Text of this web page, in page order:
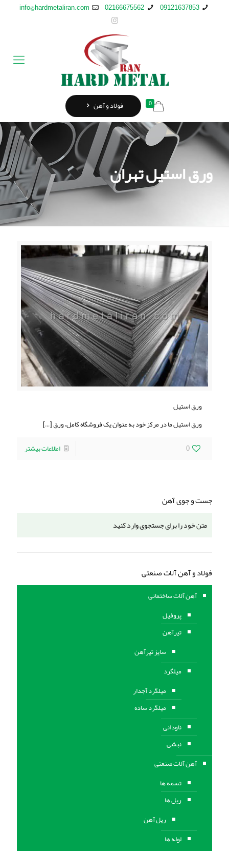
09121637853
02166675562
info@hardmetaliran.com
0 فولاد و آهن
ورق استیل تهران
ورق استیل
ورق استیل ما در مرکز خود به عنوان یک فروشگاه کامل، ورق‌[…]
0
اطلاعات بیشتر
جست و جوی آهن
فولاد و آهن آلات صنعتی
آهن آلات ساختمانی
پروفیل
تیرآهن
سایز تیرآهن
میلگرد
میلگرد آجدار
میلگرد ساده
ناودانی
نبشی
آهن آلات صنعتی
تسمه ها
ریل ها
ریل آهن
لوله ها